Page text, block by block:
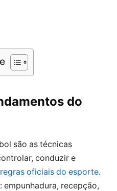
do
são as técnicas
conduzir e
regras oficiais do esporte.
empunhadura, recepção,